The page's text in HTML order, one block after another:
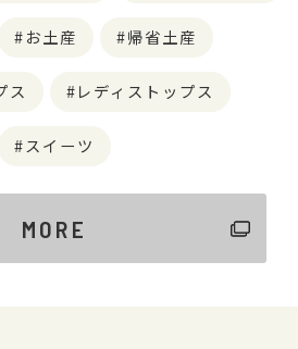
お土産 帰省土産
ス レディストップス
スイーツ
MORE